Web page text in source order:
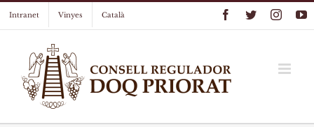
Intranet Vinyes Català Facebook
Twitter